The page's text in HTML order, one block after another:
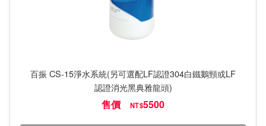
百振 CS-15淨水系統(另可選配LF認證304白鐵鵝頸或LF
認證消光黑典雅龍頭)
售價 NT$5500